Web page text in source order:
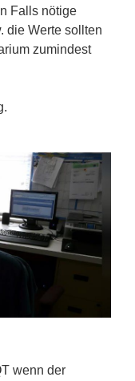
Falls nötige
die Werte sollten
zumindest
wenn der